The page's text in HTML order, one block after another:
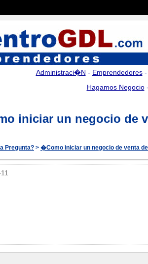
Administraci�n - Emprendedores-
Hagamos Negocio-
iniciar un negocio de
Pregunta? > �Como iniciar un negocio de venta